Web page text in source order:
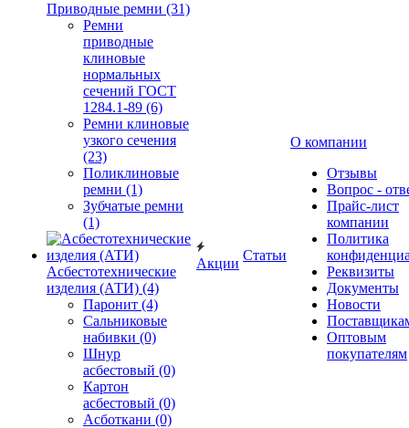
Приводные ремни (31)
Ремни
приводные
клиновые
нормальных
сечений ГОСТ
1284.1-89 (6)
Ремни клиновые
узкого сечения
(23)
Поликлиновые
ремни (1)
Зубчатые ремни
(1)
Асбестотехнические
изделия (АТИ) (4)
Паронит (4)
Сальниковые
набивки (0)
Шнур
асбестовый (0)
Картон
асбестовый (0)
Асботкани (0)
Акции
Статьи
О компании
Отзывы
Вопрос -
Прайс-лист
компании
Политика
Реквизиты
Документы
Новости
Оптовым
покупателям